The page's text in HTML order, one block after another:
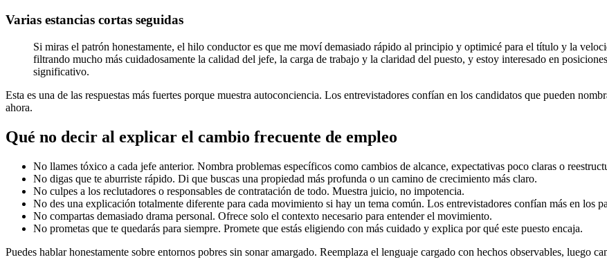
Varias estancias cortas seguidas
Si miras el patrón honestamente, el hilo conductor es que me moví demasiado rápido al principio y optimicé para el título y la
filtrando mucho más cuidadosamente la calidad del jefe, la carga de trabajo y la claridad del puesto, y estoy interesado en
significativo.
Esta es una de las respuestas más fuertes porque muestra autoconciencia. Los entrevistadores confían en los candidatos que pueden
ahora.
Qué no decir al explicar el cambio frecuente de empleo
No llames tóxico a cada jefe anterior. Nombra problemas específicos como cambios de alcance, expectativas poco claras o
No digas que te aburriste rápido. Di que buscas una propiedad más profunda o un camino de crecimiento más claro.
No culpes a los reclutadores o responsables de contratación de todo. Muestra juicio, no impotencia.
No des una explicación totalmente diferente para cada movimiento si hay un tema común. Los entrevistadores confían más en los
No compartas demasiado drama personal. Ofrece solo el contexto necesario para entender el movimiento.
No prometas que te quedarás para siempre. Promete que estás eligiendo con más cuidado y explica por qué este puesto encaja.
Puedes hablar honestamente sobre entornos pobres sin sonar amargado. Reemplaza el lenguaje cargado con hechos observables, luego